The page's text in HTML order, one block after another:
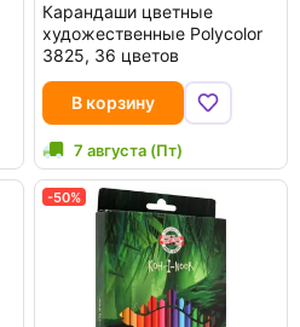
Карандаши цветные
художественные Polycolor
3825, 36 цветов
В корзину
7 августа (Пт)
-50%